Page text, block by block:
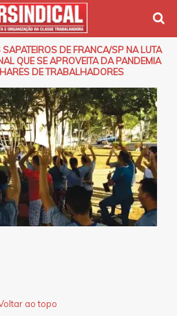
DE FRANCA/SP NA LUTA
QUE SE APROVEITA DA PANDEMIA
DE TRABALHADORES
ao topo